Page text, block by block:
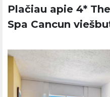
Plačiau apie 4*
Spa Cancun